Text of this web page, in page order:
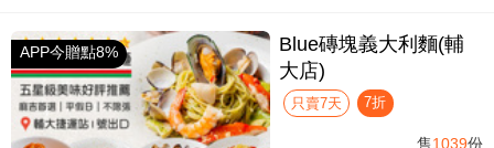
APP今贈點8%
Blue磚塊義大利麵(輔
大店)
只賣7天 7折
售1039份